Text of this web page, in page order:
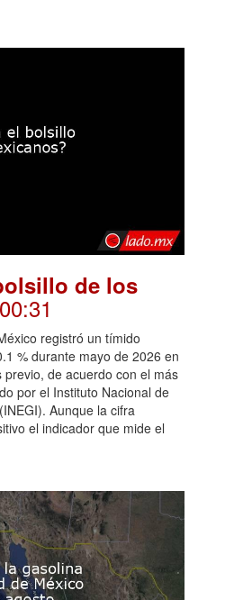
de los
registró un tímido
% durante mayo de 2026 en
de acuerdo con el más
por el Instituto Nacional de
Aunque la cifra
el indicador que mide el